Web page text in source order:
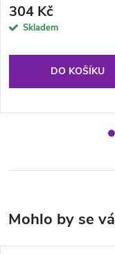
304 Kč
Skladem
DO KOŠÍKU